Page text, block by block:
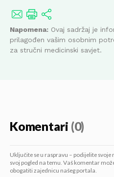
Napomena: Ovaj sadržaj je
prilagođen vašim osobnim
za stručni medicinski savjet.
Komentari (0)
Uključite se u raspravu – podijelite
svoj pogled na temu. Vaš komentar
obogatiti zajednicu našeg portala.